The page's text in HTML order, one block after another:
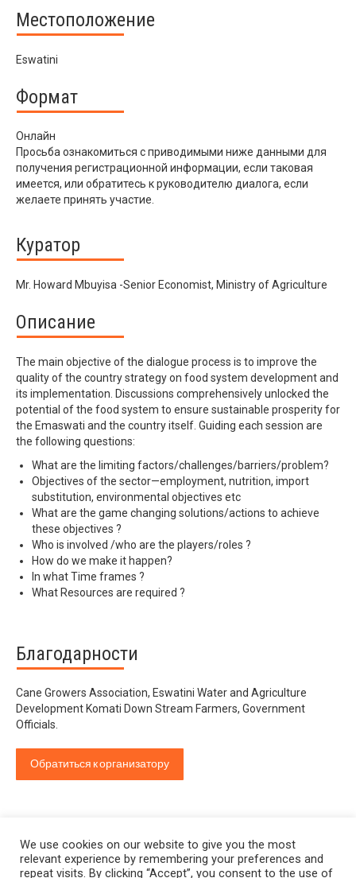
Местоположение
Eswatini
Формат
Онлайн
Просьба ознакомиться с приводимыми ниже данными для
получения регистрационной информации, если таковая
имеется, или обратитесь к руководителю диалога, если
желаете принять участие.
Куратор
Mr. Howard Mbuyisa -Senior Economist, Ministry of Agriculture
Описание
The main objective of the dialogue process is to improve the
quality of the country strategy on food system development and
its implementation. Discussions comprehensively unlocked the
potential of the food system to ensure sustainable prosperity for
the Emaswati and the country itself. Guiding each session are
the following questions:
What are the limiting factors/challenges/barriers/problem?
Objectives of the sector—employment, nutrition, import
substitution, environmental objectives etc
What are the game changing solutions/actions to achieve
these objectives ?
Who is involved /who are the players/roles ?
How do we make it happen?
In what Time frames ?
What Resources are required ?
Благодарности
Cane Growers Association, Eswatini Water and Agriculture
Development Komati Down Stream Farmers, Government
Officials.
Обратиться к организатору
We use cookies on our website to give you the most
relevant experience by remembering your preferences and
repeat visits. By clicking “Accept”, you consent to the use of